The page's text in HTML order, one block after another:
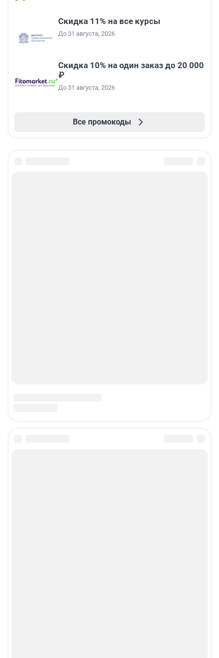
Скидка 11% на все курсы
До 31 августа, 2026
Скидка 10% на один заказ до 20 000
₽
До 31 августа, 2026
Все промокоды